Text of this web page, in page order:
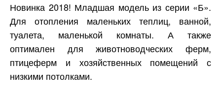
Новинка 2018! Младшая модель из серии «Б».
Для отопления маленьких теплиц, ванной,
туалета, маленькой комнаты. А также
оптимален для животноводческих ферм,
птицеферм и хозяйственных помещений с
низкими потолками.